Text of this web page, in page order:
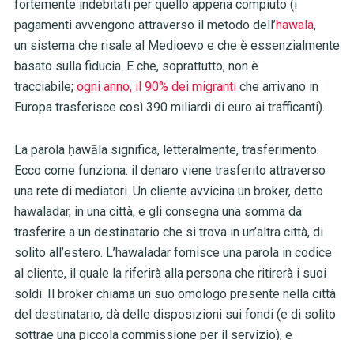
fortemente indebitati per quello appena compiuto (i
pagamenti avvengono attraverso il metodo dell’hawala,
un sistema che risale al Medioevo e che è essenzialmente
basato sulla fiducia. E che, soprattutto, non è
tracciabile; ogni anno, il 90% dei migrantiche arrivano in
Europa trasferisce così 390 miliardi di euro ai trafficanti).
La parola ḥawāla significa, letteralmente, trasferimento.
Ecco come funziona: il denaro viene trasferito attraverso
una rete di mediatori. Un cliente avvicina un broker, detto
hawaladar, in una città, e gli consegna una somma da
trasferire a un destinatario che si trova in un’altra città, di
solito all’estero. L’hawaladar fornisce una parola in codice
al cliente, il quale la riferirà alla persona che ritirerà i suoi
soldi. Il broker chiama un suo omologo presente nella città
del destinatario, dà delle disposizioni sui fondi (e di solito
sottrae una piccola commissione per il servizio), e